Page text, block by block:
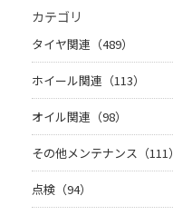
カテゴリ
タイヤ関連（489）
ホイール関連（113）
オイル関連（98）
その他メンテナンス（111）
点検（94）